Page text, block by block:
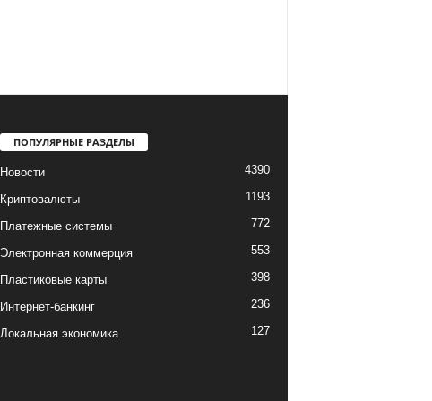
ПОПУЛЯРНЫЕ РАЗДЕЛЫ
Новости 4390
Криптовалюты 1193
Платежные системы 772
Электронная коммерция 553
Пластиковые карты 398
Интернет-банкинг 236
Локальная экономика 127